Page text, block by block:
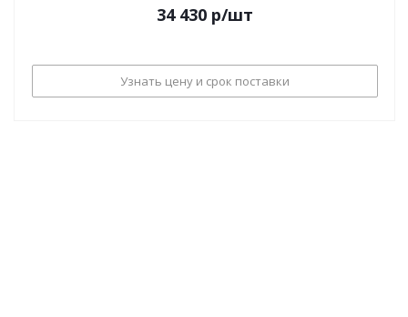
34 430 р/шт
Узнать цену и срок поставки